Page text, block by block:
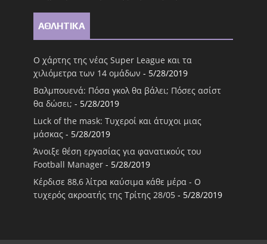
ΑΘΛΗΤΙΚΑ
Ο χάρτης της νέας Super League και τα
χιλιόμετρα των 14 ομάδων - 5/28/2019
Βαλμπουενά: Πόσα γκολ θα βάλει; Πόσες ασίστ
θα δώσει; - 5/28/2019
Luck of the mask: Τυχεροί και άτυχοι μιας
μάσκας - 5/28/2019
Άνοιξε θέση εργασίας για φανατικούς του
Football Μanager - 5/28/2019
Κέρδισε 88,6 λίτρα καύσιμα κάθε μέρα - Ο
τυχερός ακροατής της Τρίτης 28/05 - 5/28/2019